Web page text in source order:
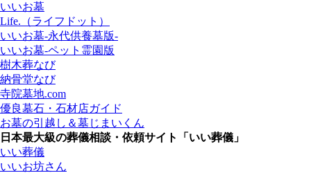
いいお墓
Life.（ライフドット）
いいお墓-永代供養墓版-
いいお墓-ペット霊園版
樹木葬なび
納骨堂なび
寺院墓地.com
優良墓石・石材店ガイド
お墓の引越し＆墓じまいくん
日本最大級の葬儀相談・依頼サイト「いい葬儀」
いい葬儀
いいお坊さん